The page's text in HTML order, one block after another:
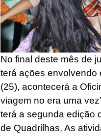
No final deste mês de
terá ações envolvendo
(25), acontecerá a
viagem no era uma
terá a segunda edição
de Quadrilhas. As